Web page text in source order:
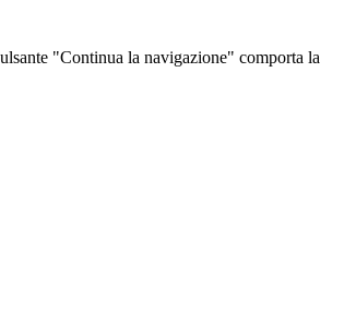
"Continua la navigazione" comporta la